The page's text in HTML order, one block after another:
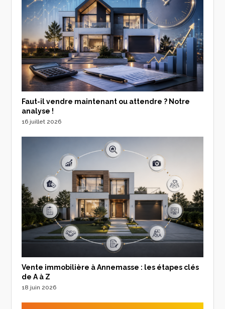
Faut-il vendre maintenant ou attendre ? Notre
analyse !
16 juillet 2026
Vente immobilière à Annemasse : les étapes clés
de A à Z
18 juin 2026